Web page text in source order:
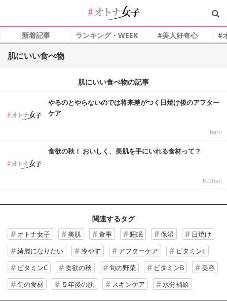
新着記事 ランキング・WEEK #美人好奇心 #
肌にいい食べ物
肌にいい食べ物の記事
やるのとやらないのでは将来差がつく日焼け後のアフター
ケア
haru
食欲の秋！ おいしく、美肌を手にいれる食材って？
K-Chan
関連するタグ
オトナ女子 美肌 食事 睡眠 保湿
日焼け
綺麗になりたい
冷やす アフターケア
ビタミンE
ビタミンC
食欲の秋 旬の野菜 ビタミンB
美容
旬の食材
５年後の肌 スキンケア 水分補給